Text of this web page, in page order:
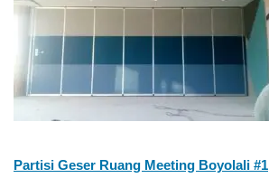
Partisi Geser Ruang Meeting Boyolali #1